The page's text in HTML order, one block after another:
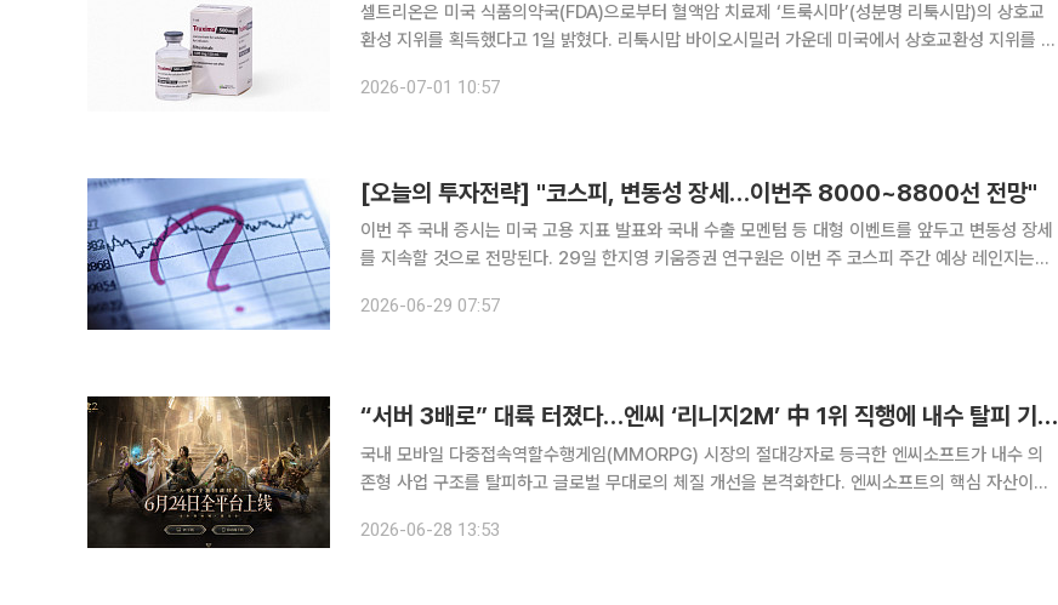
셀트리온은 미국 식품의약국(FDA)으로부터 혈액암 치료제 ‘트룩시마’(성분명 리툭시맙)의 상호교
환성 지위를 획득했다고 1일 밝혔다. 리툭시맙 바이오시밀러 가운데 미국에서 상호교환성 지위를 획
2026-07-01 10:57
[오늘의 투자전략] "코스피, 변동성 장세…이번주 8000~8800선 전망"
이번 주 국내 증시는 미국 고용 지표 발표와 국내 수출 모멘텀 등 대형 이벤트를 앞두고 변동성 장세
를 지속할 것으로 전망된다. 29일 한지영 키움증권 연구원은 이번 주 코스피 주간 예상 레인지는
제조업 PMI, 연준 인사들의 발언 등이 주요 변수로
2026-06-29 07:57
“서버 3배로” 대륙 터졌다…엔씨 ‘리니지2M’ 中 1위 직행에 내수 탈피 기대감
국내 모바일 다중접속역할수행게임(MMORPG) 시장의 절대강자로 등극한 엔씨소프트가 내수 의
존형 사업 구조를 탈피하고 글로벌 무대로의 체질 개선을 본격화한다. 엔씨소프트의 핵심 자산이자
며 본격적인 글로벌 매출 다각화와 장기적인 기업가치 재평가의 신호탄을 쏘아
2026-06-28 13:53